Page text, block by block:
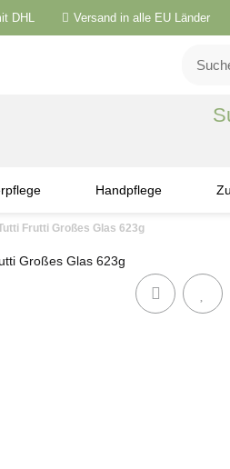
DHL Versand in alle EU Länder
Handpflege
Frutti Großes Glas 623g